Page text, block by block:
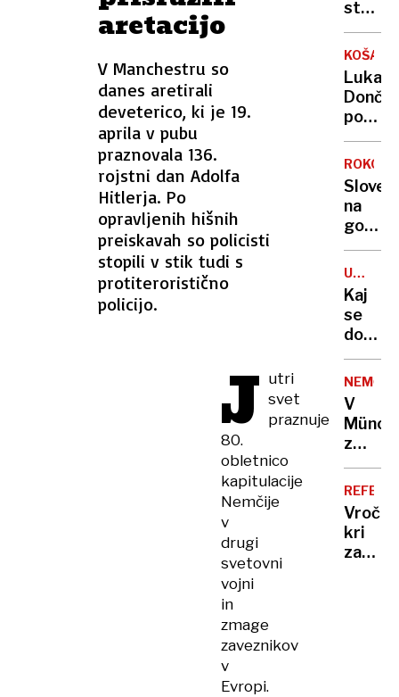
aretacijo
V Manchestru so
danes aretirali
deveterico, ki je 19.
aprila v pubu
praznovala 136.
rojstni dan Adolfa
Hitlerja. Po
opravljenih hišnih
preiskavah so policisti
stopili v stik tudi s
protiteroristično
policijo.
J utri
svet
praznuje
80.
obletnico
kapitulacije
Nemčije
v
drugi
svetovni
vojni
in
zmage
zaveznikov
v
Evropi.
kupi
in
Luka
Dončić
poraz
Ilirije
na
v
Litvi
za
igro
pet
v
vrsto
USS
HARRY
S.
Kaj
se
že
tretje
letalo
V
z
v
ljudi,
več
Vroča
kri
zaradi